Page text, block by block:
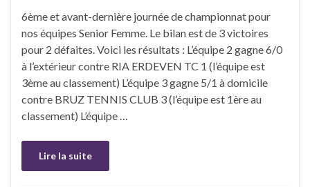
6ème et avant-dernière journée de championnat pour
nos équipes Senior Femme. Le bilan est de 3 victoires
pour 2 défaites. Voici les résultats : L’équipe 2 gagne 6/0
à l’extérieur contre RIA ERDEVEN TC 1 (l’équipe est
3ème au classement) L’équipe 3 gagne 5/1 à domicile
contre BRUZ TENNIS CLUB 3 (l’équipe est 1ère au
classement) L’équipe …
Lire la suite